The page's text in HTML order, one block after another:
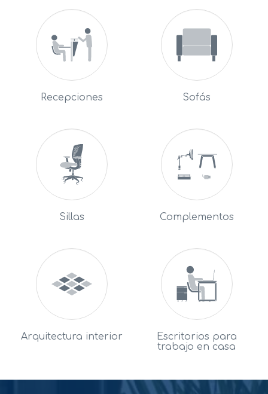
Recepciones Sofás
Sillas Complementos
Arquitectura interior
Escritorios para
trabajo en casa